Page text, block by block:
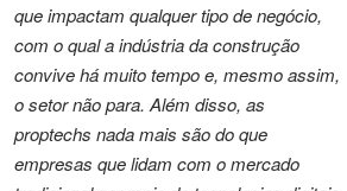
que impactam qualquer tipo de negócio,
com o qual a indústria da construção
convive há muito tempo e, mesmo assim,
o setor não para. Além disso, as
proptechs nada mais são do que
empresas que lidam com o mercado